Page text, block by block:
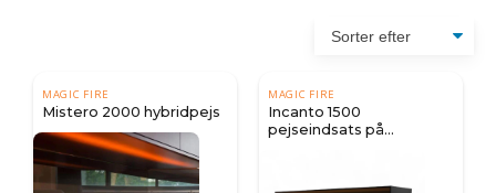
MAGIC FIRE
Mistero 2000 hybridpejs
MAGIC FIRE
Incanto 1500
pejseindsats på